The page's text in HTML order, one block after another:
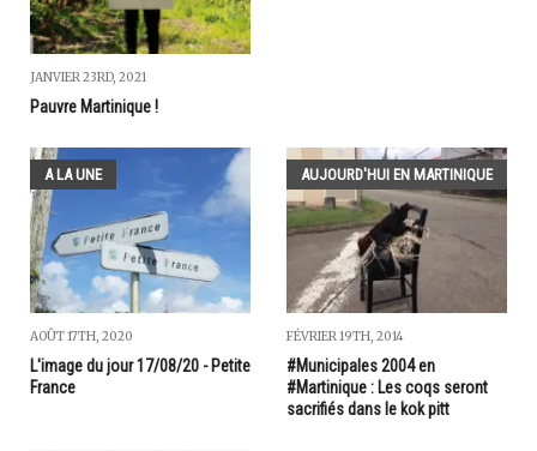
JANVIER 23RD, 2021
Pauvre Martinique !
A LA UNE
AOÛT 17TH, 2020
L'image du jour 17/08/20 - Petite
France
AUJOURD'HUI EN MARTINIQUE
FÉVRIER 19TH, 2014
#Municipales 2004 en
#Martinique : Les coqs seront
sacrifiés dans le kok pitt